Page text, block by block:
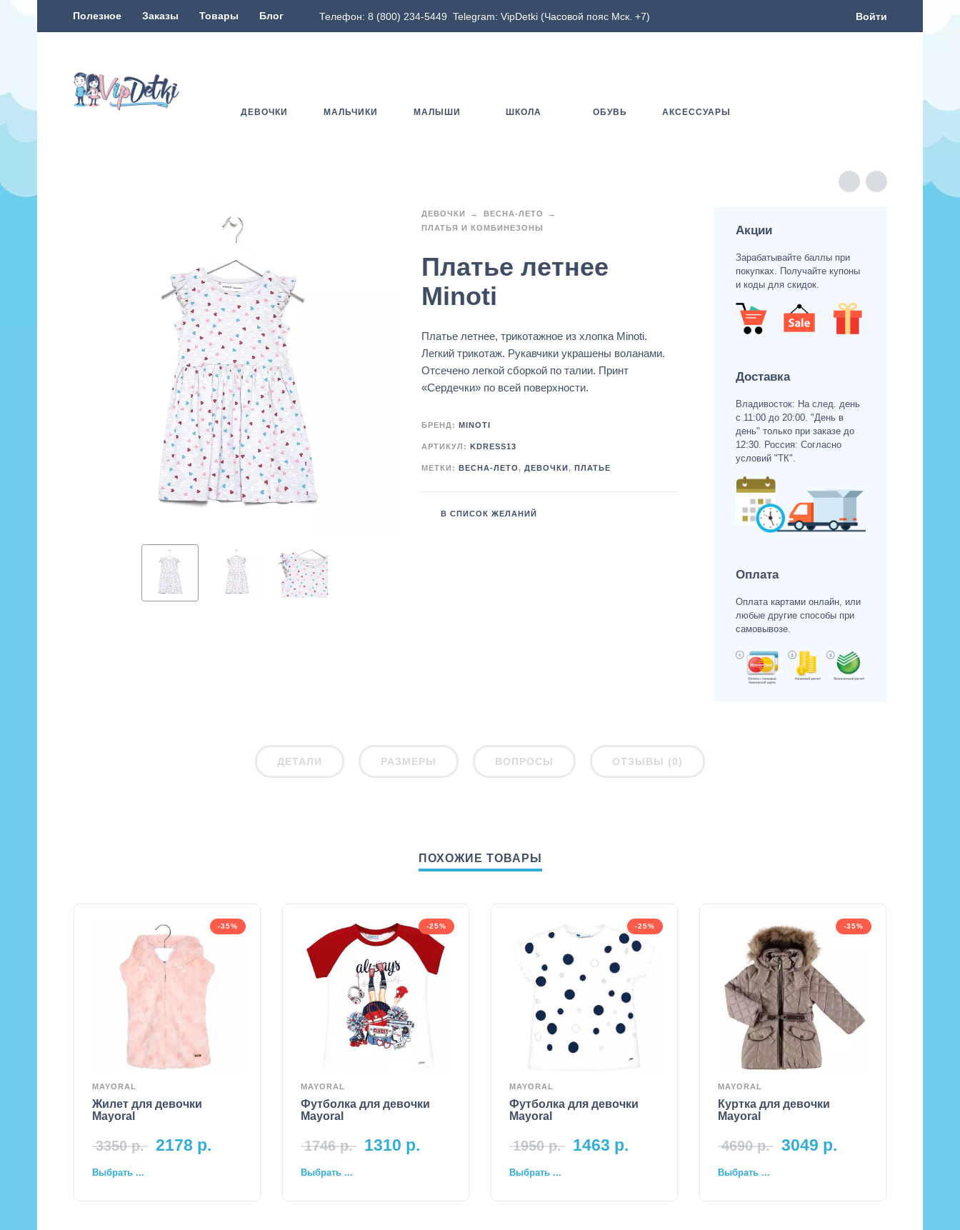
Полезное Заказы Товары Блог Телефон: 8 (800) 234-5449 Telegram: VipDetki (Часовой пояс Мск. +7) Войти
ДЕВОЧКИ МАЛЬЧИКИ МАЛЫШИ ШКОЛА ОБУВЬ АКСЕССУАРЫ
ДЕВОЧКИ
ВЕСНА-ЛЕТО
ПЛАТЬЯ И КОМБИНЕЗОНЫ
Платье летнее
Minoti
Платье летнее, трикотажное из хлопка Minoti.
Легкий трикотаж. Рукавчики украшены воланами.
Отсечено легкой сборкой по талии. Принт
«Сердечки» по всей поверхности.
БРЕНД: MINOTI
АРТИКУЛ: KDRESS13
МЕТКИ: ВЕСНА-ЛЕТО, ДЕВОЧКИ , ПЛАТЬЕ
В СПИСОК ЖЕЛАНИЙ
Акции
Зарабатывайте баллы при
покупках. Получайте купоны
и коды для скидок.
Доставка
Владивосток: На след. день
с 11:00 до 20:00. "День в
день" только при заказе до
12:30. Россия: Согласно
условий "ТК".
Оплата
Оплата картами онлайн, или
любые другие способы при
самовывозе.
ДЕТАЛИ РАЗМЕРЫ ВОПРОСЫ ОТЗЫВЫ (0)
ПОХОЖИЕ ТОВАРЫ
-35%
MAYORAL
Жилет для девочки
Mayoral
3350р. 2178 р.
Выбрать ...
-25%
MAYORAL
Футболка для девочки
Mayoral
1746р. 1310 р.
Выбрать ...
-25%
MAYORAL
Футболка для девочки
Mayoral
1950р. 1463 р.
Выбрать ...
-35%
MAYORAL
Куртка для девочки
Mayoral
4690р. 3049 р.
Выбрать ...